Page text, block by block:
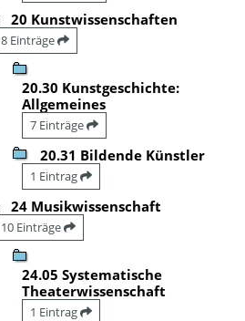
20 Kunstwissenschaften
8 Einträge
20.30 Kunstgeschichte:
Allgemeines
7 Einträge
20.31 Bildende Künstler
1 Eintrag
24 Musikwissenschaft
10 Einträge
24.05 Systematische
Theaterwissenschaft
1 Eintrag